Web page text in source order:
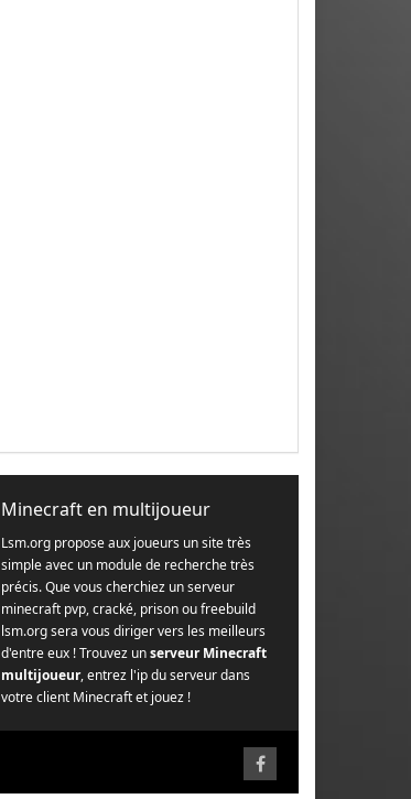
Minecraft en multijoueur
Lsm.org propose aux joueurs un site très
simple avec un module de recherche très
précis. Que vous cherchiez un serveur
minecraft pvp, cracké, prison ou freebuild
lsm.org sera vous diriger vers les meilleurs
d'entre eux ! Trouvez unserveur Minecraft
multijoueur, entrez l'ip du serveur dans
votre client Minecraft et jouez !